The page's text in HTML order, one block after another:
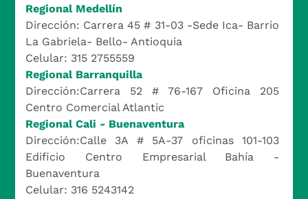
Regional Medellín
Dirección: Carrera 45 # 31-03 -Sede Ica- Barrio
La Gabriela- Bello- Antioquia
Celular: 315 2755559
Regional Barranquilla
Dirección:Carrera 52 # 76-167 Oficina 205
Centro Comercial Atlantic
Regional Cali - Buenaventura
Dirección:Calle 3A # 5A-37 oficinas 101-103
Edificio Centro Empresarial Bahía -
Buenaventura
Celular: 316 5243142